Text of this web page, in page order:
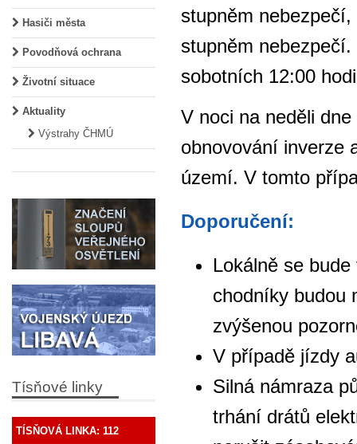
Hasiči města
Povodňová ochrana
Životní situace
Aktuality
Výstrahy ČHMÚ
Tísňové linky
TÍSŇOVÁ LINKA: 112
stupněm
stupněm
sobotních 12:00
V noci na neděli
obnovování inverze
území. V tomto
Doporučení:
Lokálně se
chodníky budou
zvýšenou
V případě jízdy
Silná námraza
trhání drátů